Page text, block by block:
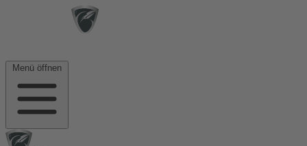
Menü öffnen